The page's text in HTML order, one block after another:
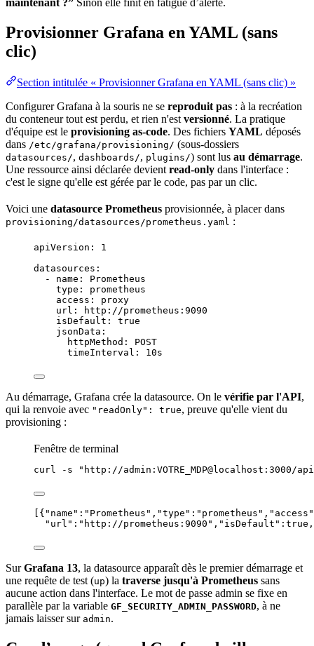
Provisionner Grafana en YAML (sans
clic)
Section intitulée « Provisionner Grafana en YAML (sans clic) »
Configurer Grafana à la souris ne se reproduit pas : à la recréation
du conteneurtout est perdu, et rien n'est versionné. La pratique
d'équipe est le provisioning as-code. Des fichiers YAML déposés
dans /etc/grafana/provisioning/ (sous-dossiers
datasources/, dashboards/, plugins/) sont lus au démarrage.
Une ressource ainsi déclarée devient read-only dans l'interface :
c'est le signe qu'elle est gérée par le code, pas par un clic.
Voici une datasource Prometheus provisionnée, à placer dans
provisioning/datasources/prometheus.yaml :
apiVersion : 1
datasources :
- name : Prometheus
type : prometheus
access : proxy
url :
http://prometheus:9090
isDefault : true
jsonData :
httpMethod : POST
timeInterval : 10s
Au démarrage, Grafana crée la datasource. On le vérifie par l'API,
qui la renvoie avec "readOnly": true, preuve qu'elle vient du
provisioning :
Fenêtre de terminal
curl -s " http://admin:VOTRE_MDP@localhost:3000/
[{ "name" : " Prometheus " , "type" : " prometheus " , "access"
"url" : " http://prometheus:9090 " , "isDefault" : true ,
SurGrafana 13, la datasource apparaît dès le premier démarrage et
une requête de test (up) la traverse jusqu'à Prometheus sans
aucune action dans l'interface. Le mot de passe admin se fixe en
parallèle par la variable GF_SECURITY_ADMIN_PASSWORD, à ne
jamais laisser sur admin.